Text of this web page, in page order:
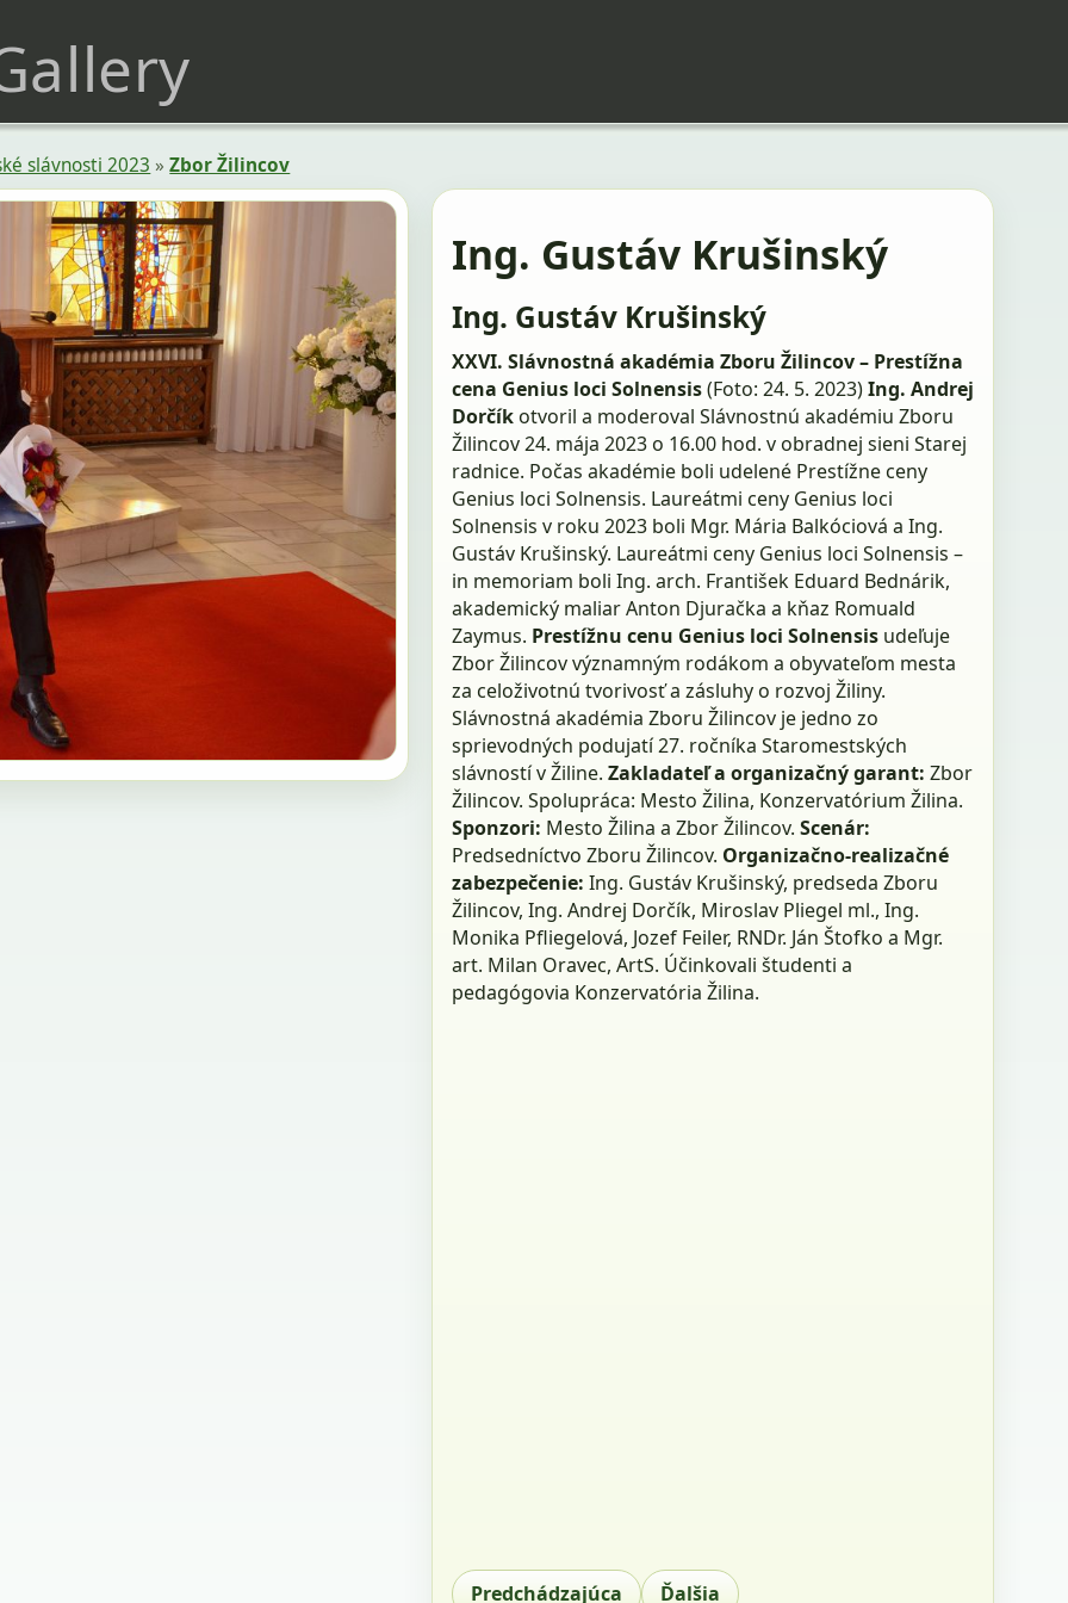
slávnosti 2023 »Zbor Žilincov
Ing. Gustáv Krušinský
Ing. Gustáv Krušinský
XXVI. Slávnostná akadémia Zboru Žilincov – Prestížna
cena Genius loci Solnensis(Foto: 24. 5. 2023)Ing. Andrej
Dorčík otvoril a moderoval Slávnostnú akadémiu Zboru
Žilincov 24. mája 2023 o 16.00 hod. v obradnej sieni Starej
radnice. Počas akadémie boli udelené Prestížne ceny
Genius loci Solnensis. Laureátmi ceny Genius loci
Solnensis v roku 2023 boli Mgr. Mária Balkóciová a Ing.
Gustáv Krušinský. Laureátmi ceny Genius loci Solnensis –
in memoriam boli Ing. arch. František Eduard Bednárik,
akademický maliar Anton Djuračka a kňaz Romuald
Zaymus. Prestížnu cenu Genius loci Solnensisudeľuje
Zbor Žilincov významným rodákom a obyvateľom mesta
za celoživotnú tvorivosť a zásluhy o rozvoj Žiliny.
Slávnostná akadémia Zboru Žilincov je jedno zo
sprievodných podujatí 27. ročníka Staromestských
slávností v Žiline. Zakladateľ a organizačný garant: Zbor
Žilincov. Spolupráca: Mesto Žilina, Konzervatórium Žilina.
Sponzori: Mesto Žilina a Zbor Žilincov. Scenár:
Predsedníctvo Zboru Žilincov. Organizačno-realizačné
zabezpečenie: Ing. Gustáv Krušinský, predseda Zboru
Žilincov, Ing. Andrej Dorčík, Miroslav Pliegel ml., Ing.
Monika Pfliegelová, Jozef Feiler, RNDr. Ján Štofko a Mgr.
art. Milan Oravec, ArtS. Účinkovali študenti a
pedagógovia Konzervatória Žilina.
Predchádzajúca Ďalšia